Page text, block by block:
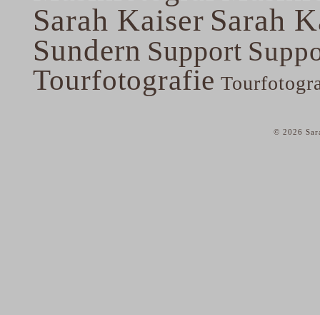
Sarah Kaiser Sarah
Sundern Support
Tourfotografie
© 2026